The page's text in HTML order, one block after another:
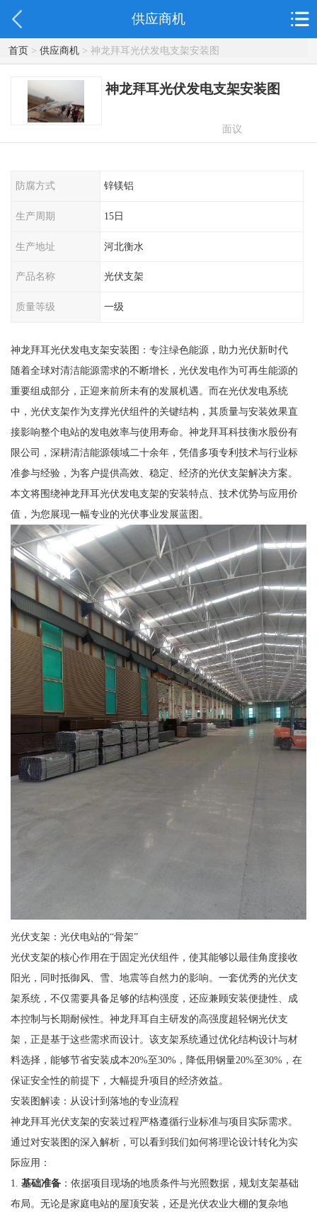
供应商机
首页> 供应商机> 神龙拜耳光伏发电支架安装图
神龙拜耳光伏发电支架安装图
面议
防腐方式 锌镁铝
生产周期 15日
生产地址 河北衡水
产品名称 光伏支架
质量等级 一级
神龙拜耳光伏发电支架安装图：专注绿色能源，助力光伏新时代
随着全球对清洁能源需求的不断增长，光伏发电作为可再生能源的
重要组成部分，正迎来前所未有的发展机遇。而在光伏发电系统
中，光伏支架作为支撑光伏组件的关键结构，其质量与安装效果直
接影响整个电站的发电效率与使用寿命。神龙拜耳科技衡水股份有
限公司，深耕清洁能源领域二十余年，凭借多项专利技术与行业标
准参与经验，为客户提供高效、稳定、经济的光伏支架解决方案。
本文将围绕神龙拜耳光伏发电支架的安装特点、技术优势与应用价
值，为您展现一幅专业的光伏事业发展蓝图。
光伏支架：光伏电站的“骨架”
光伏支架的核心作用在于固定光伏组件，使其能够以最佳角度接收
阳光，同时抵御风、雪、地震等自然力的影响。一套优秀的光伏支
架系统，不仅需要具备足够的结构强度，还应兼顾安装便捷性、成
本控制与长期耐候性。神龙拜耳自主研发的高强度超轻钢光伏支
架，正是基于这些需求而设计。该支架系统通过优化结构设计与材
料选择，能够节省安装成本20%至30%，降低用钢量20%至30%，在
保证安全性的前提下，大幅提升项目的经济效益。
安装图解读：从设计到落地的专业流程
神龙拜耳光伏支架的安装过程严格遵循行业标准与项目实际需求。
通过对安装图的深入解析，可以看到我们如何将理论设计转化为实
际应用：
1. 基础准备：依据项目现场的地质条件与光照数据，规划支架基础
布局。无论是家庭电站的屋顶安装，还是光伏农业大棚的复杂地